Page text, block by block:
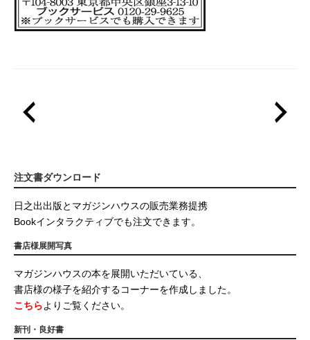
注文書ダウンロード
日之出出版とマガジンハウスの販売業務提携
Bookインタラクティブでも注文できます。
書店様展開写真
マガジンハウスの本を展開いただいている、
書店様の様子を紹介するコーナーを作成しました。
こちらよりご覧ください。
新刊・良好書